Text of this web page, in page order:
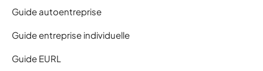
Guide autoentreprise
Guide entreprise individuelle
Guide EURL